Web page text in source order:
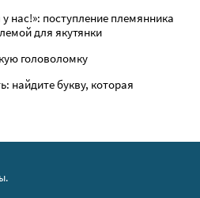
нас!»: поступление племянника
для якутянки
головоломку
найдите букву, которая